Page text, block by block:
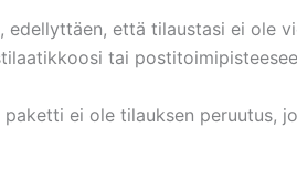
että tilaustasi ei ole
tai
ei ole tilauksen peruutus,